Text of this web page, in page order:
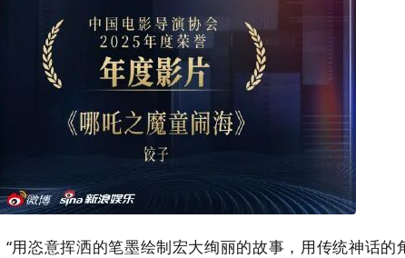
“用恣意挥洒的笔墨绘制宏大绚丽的故事，用传统神话的